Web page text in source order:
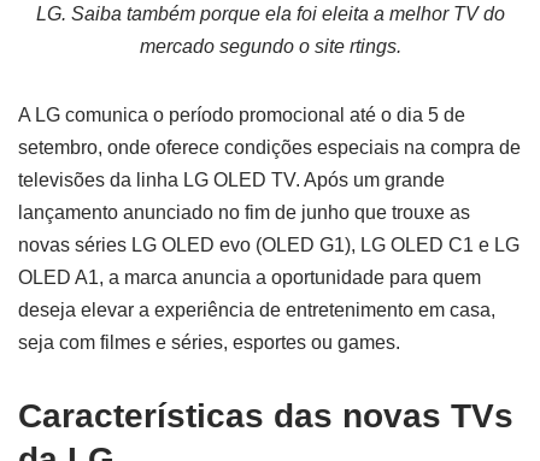
LG. Saiba também porque ela foi eleita a melhor TV do
mercado segundo o site rtings.
A LG comunica o período promocional até o dia 5 de
setembro, onde oferece condições especiais na compra de
televisões da linha LG OLED TV. Após um grande
lançamento anunciado no fim de junho que trouxe as
novas séries LG OLED evo (OLED G1), LG OLED C1 e LG
OLED A1, a marca anuncia a oportunidade para quem
deseja elevar a experiência de entretenimento em casa,
seja com filmes e séries, esportes ou games.
Características das novas TVs